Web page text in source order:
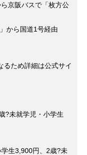
阪バスで「枚方公
ら国道1号経由
め詳細は公式サイ
未就学児・小学生
3,900円、2歳?未